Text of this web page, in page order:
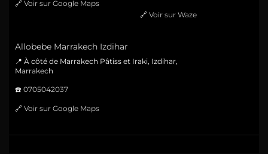
🔗 Voir sur Google Maps
🔗 Voir sur Waze
Allobebe Marrakech Izdihar
📍 À côté de Marrakech Pâtiss et Iraki, Izdihar,
Marrakech
☎️ 0705042037
🔗 Voir sur Google Maps